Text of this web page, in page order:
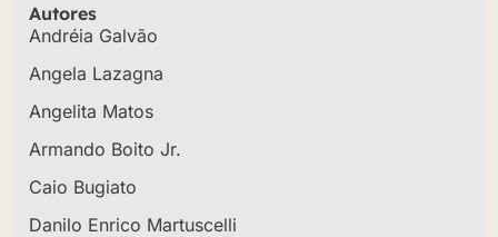
Autores
Andréia Galvão
Angela Lazagna
Angelita Matos
Armando Boito Jr.
Caio Bugiato
Danilo Enrico Martuscelli